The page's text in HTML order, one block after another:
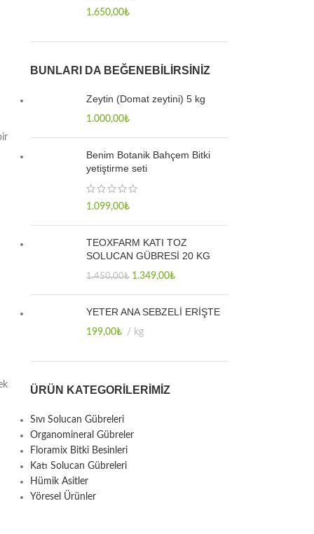
1.650,00₺
BUNLARI DA BEĞENEBILIRSINIZ
Zeytin (Domat zeytini) 5 kg
1.000,00₺
Benim Botanik Bahçem Bitki
yetiştirme seti
1.099,00₺
TEOXFARM KATI TOZ
SOLUCAN GÜBRESİ 20 KG
1.450,00₺ 1.349,00₺
YETER ANA SEBZELİ ERİŞTE
199,00₺ kg
ÜRÜN KATEGORILERIMIZ
Sıvı Solucan Gübreleri
Organomineral Gübreler
Floramix Bitki Besinleri
Katı Solucan Gübreleri
Hümik Asitler
Yöresel Ürünler